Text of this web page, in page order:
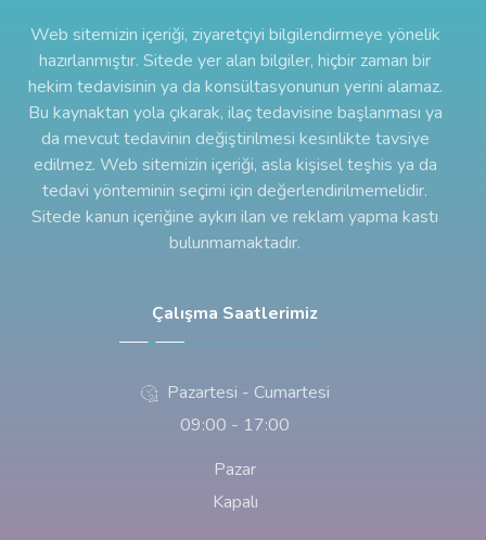
Web sitemizin içeriği, ziyaretçiyi bilgilendirmeye yönelik
hazırlanmıştır. Sitede yer alan bilgiler, hiçbir zaman bir
hekim tedavisinin ya da konsültasyonunun yerini alamaz.
Bu kaynaktan yola çıkarak, ilaç tedavisine başlanması ya
da mevcut tedavinin değiştirilmesi kesinlikte tavsiye
edilmez. Web sitemizin içeriği, asla kişisel teşhis ya da
tedavi yönteminin seçimi için değerlendirilmemelidir.
Sitede kanun içeriğine aykırı ilan ve reklam yapma kastı
bulunmamaktadır.
Çalışma Saatlerimiz
Pazartesi - Cumartesi
09:00 - 17:00
Pazar
Kapalı